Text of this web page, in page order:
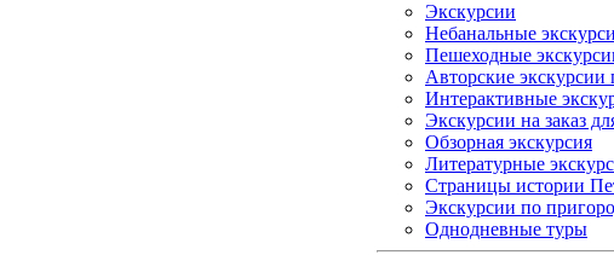
Экскурсии
Небанальные
Пешеходные
Авторские
Интерактивные
Экскурсии на заказ
Обзорная экскурсия
Литературные
Страницы истории
Экскурсии по
Однодневные туры